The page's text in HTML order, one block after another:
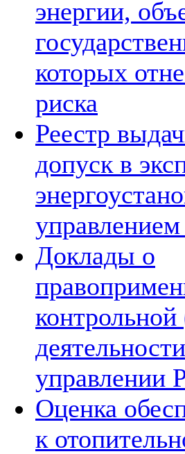
энергии,
которых
риска
Реестр
допуск в
Доклады о
управлении
Оценка
к